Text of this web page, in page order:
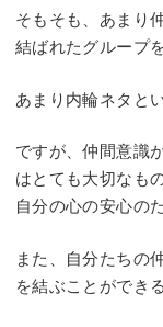
そもそも、あまり
結ばれたグループ
あまり内輪ネタと
ですが、仲間意識
はとても大切なも
自分の心の安心の
また、自分たちの
を結ぶことができ